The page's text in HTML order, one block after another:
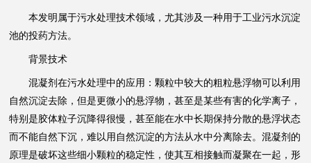
本发明属于污水处理技术领域，尤其涉及一种用于工业污水沉淀
池的投药方法。
背景技术
混凝剂在污水处理中的应用：颗粒中较大的粗粒悬浮物可以利用
自然沉淀去除，但是更微小的悬浮物，甚至是某些有害的化学离子，
特别是胶体粒子沉降得很慢，甚至能在水中长期保持分散的悬浮状态
而不能自然下沉，难以用自然沉淀的方法从水中分离除去。混凝剂的
原理是破坏这些细小颗粒的稳定性，使其互相接触而凝聚在一起，形